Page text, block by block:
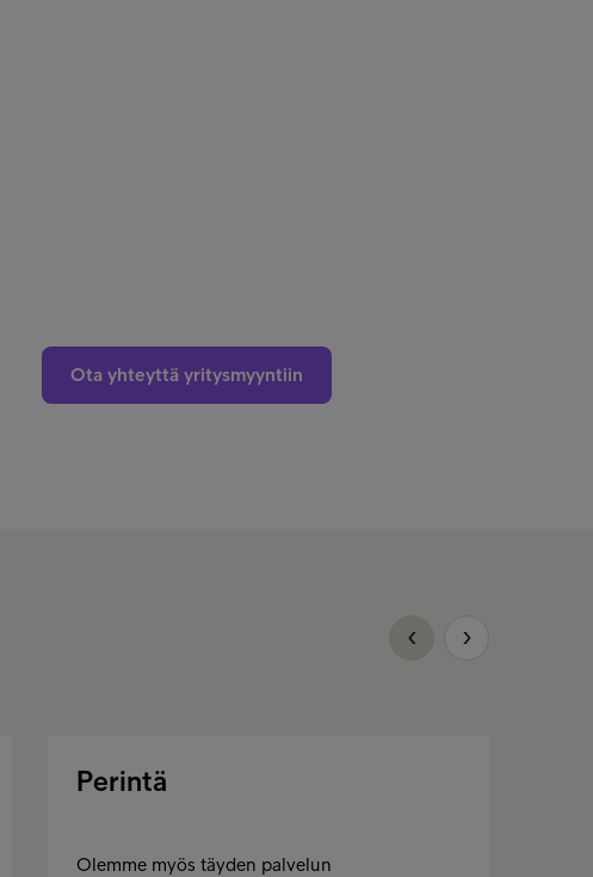
Ota yhteyttä yritysmyyntiin
Perintä
Olemme myös täyden palvelun